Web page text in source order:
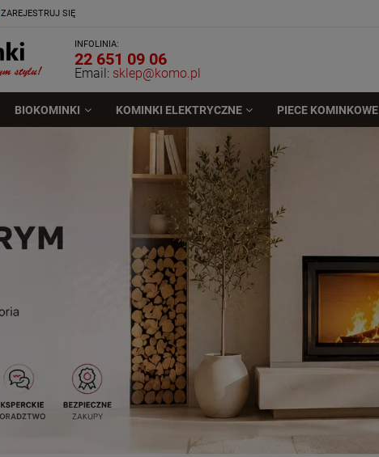
ZAREJESTRUJ SIĘ
INFOLINIA:
22 651 09 06
Email: sklep@komo.pl
BIOKOMINKI KOMINKI ELEKTRYCZNE PIECE KOMINKOWE